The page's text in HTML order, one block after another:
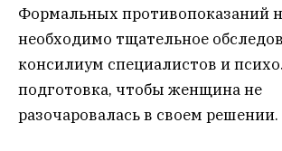
Формальных противопоказаний
необходимо тщательное
консилиум специалистов и
подготовка, чтобы женщина не
разочаровалась в своем решении.